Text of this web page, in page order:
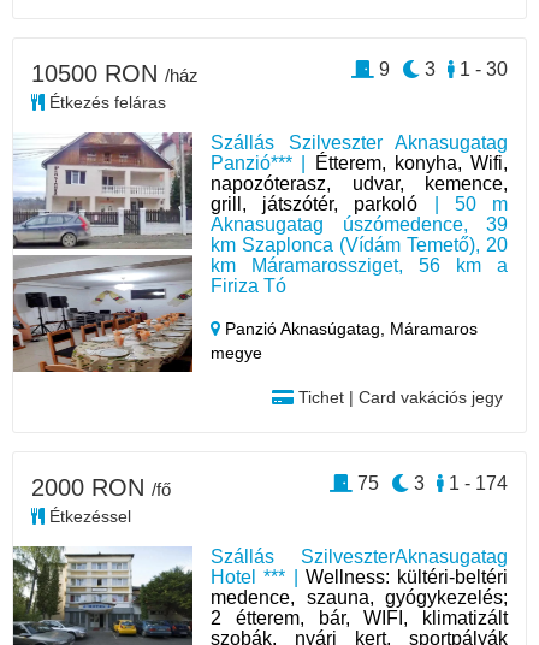
Szállás Szilveszter Aknasugatag
Panzió*** |
Étterem, konyha, Wifi,
napozóterasz, udvar, kemence,
grill, játszótér, parkoló | 50 m
Aknasugatag úszómedence, 39
km Szaplonca (Vídám Temető), 20
km Máramarossziget, 56 km a
Firiza Tó
Panzió Aknasúgatag, Máramaros
megye
Tichet | Card vakációs jegy
10500 RON /ház
Étkezés feláras
1 - 30
3
9
Szállás SzilveszterAknasugatag
Hotel *** | Wellness: kültéri-beltéri
medence, szauna, gyógykezelés;
2 étterem, bár, WIFI, klimatizált
szobák, nyári kert, sportpályák
2000 RON /fő
Étkezéssel
1 - 174
3
75